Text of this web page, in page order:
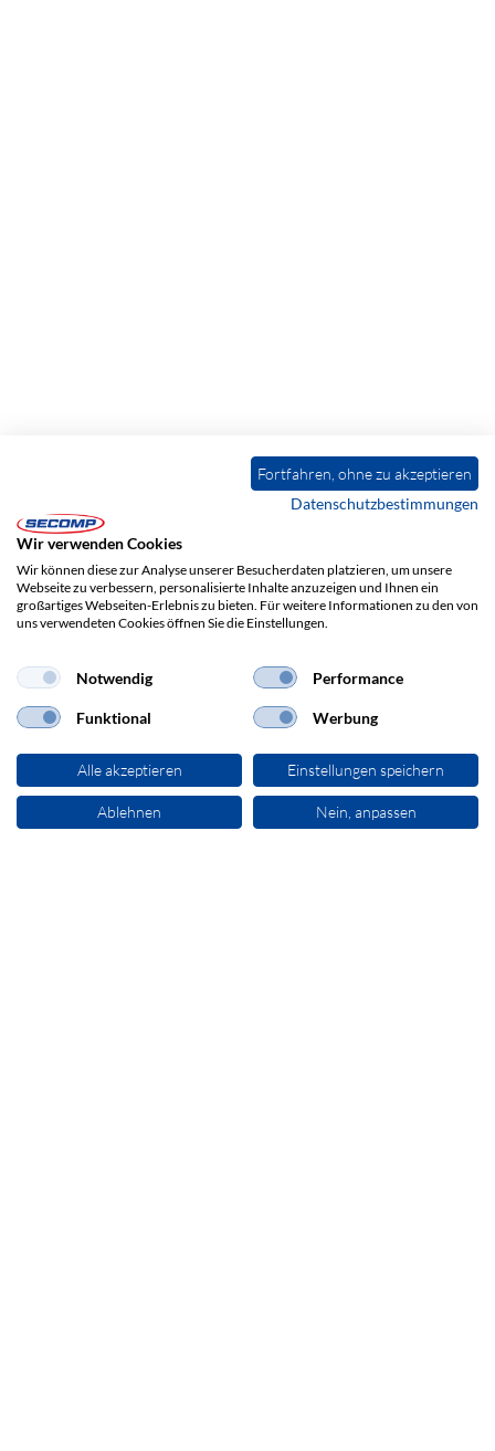
SECOMP Electronic Components GmbH
Einsteinstraße 17-23
Fortfahren, ohne zu akzeptieren
Datenschutzbestimmungen
Wir verwenden Cookies
Wir können diese zur Analyse unserer Besucherdaten platzieren, um unsere
Webseite zu verbessern, personalisierte Inhalte anzuzeigen und Ihnen ein
großartiges Webseiten-Erlebnis zu bieten. Für weitere Informationen zu den von
uns verwendeten Cookies öffnen Sie die Einstellungen.
Notwendig Performance
Funktional Werbung
Alle akzeptieren Einstellungen speichern
Ablehnen Nein, anpassen